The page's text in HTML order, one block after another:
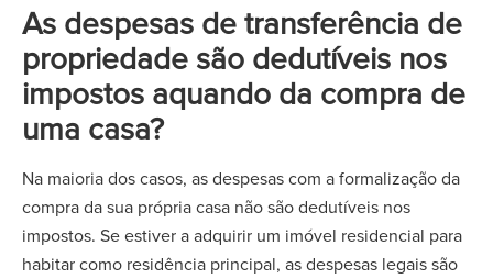
As despesas de transferência de
propriedade são dedutíveis nos
impostos aquando da compra de
uma casa?
Na maioria dos casos, as despesas com a formalização da
compra da sua própria casa não são dedutíveis nos
impostos. Se estiver a adquirir um imóvel residencial para
habitar como residência principal, as despesas legais são